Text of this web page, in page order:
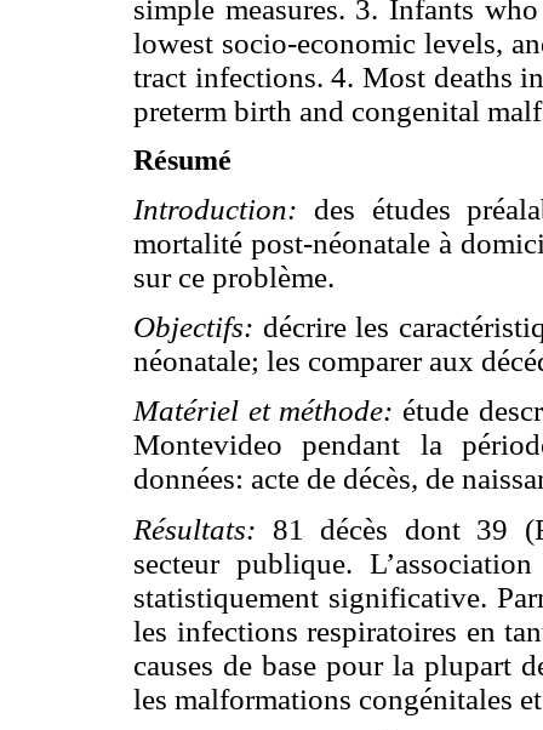
simple measures. 3. Infants
lowest socio-economic levels,
tract infections. 4. Most deaths
preterm birth and congenital
Résumé
Introduction: des études
mortalité post-néonatale à
sur ce problème.
Objectifs: décrire les
néonatale; les comparer aux
Matériel et méthode: étude
Montevideo pendant la
données: acte de décès, de
Résultats: 81 décès dont 39
secteur publique.
statistiquement significative.
les infections respiratoires en
causes de base pour la plupart
les malformations congénitales